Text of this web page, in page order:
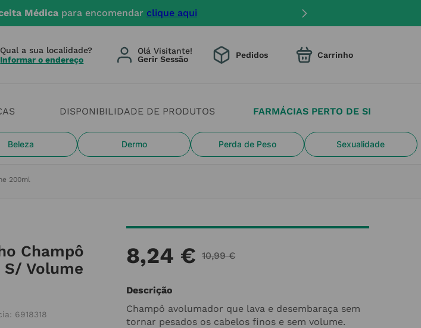
Entregas até 4 dias úteis. Devido aos cheias estamos com constrangimento na
DISPONIBILIDADE DE PRODUTOS FARMÁCIAS PERTO DE SI
Beleza Dermo Perda de Peso Sexualidade
Qual a sua localidade?
Informar o endereço
Olá Visitante! Pedidos
200ml
Champô
S/ Volume
: 6918318
8,24 € 10,99 €
Descrição
Champô avolumador que lava e desembaraça sem
tornar pesados os cabelos finos e sem volume.